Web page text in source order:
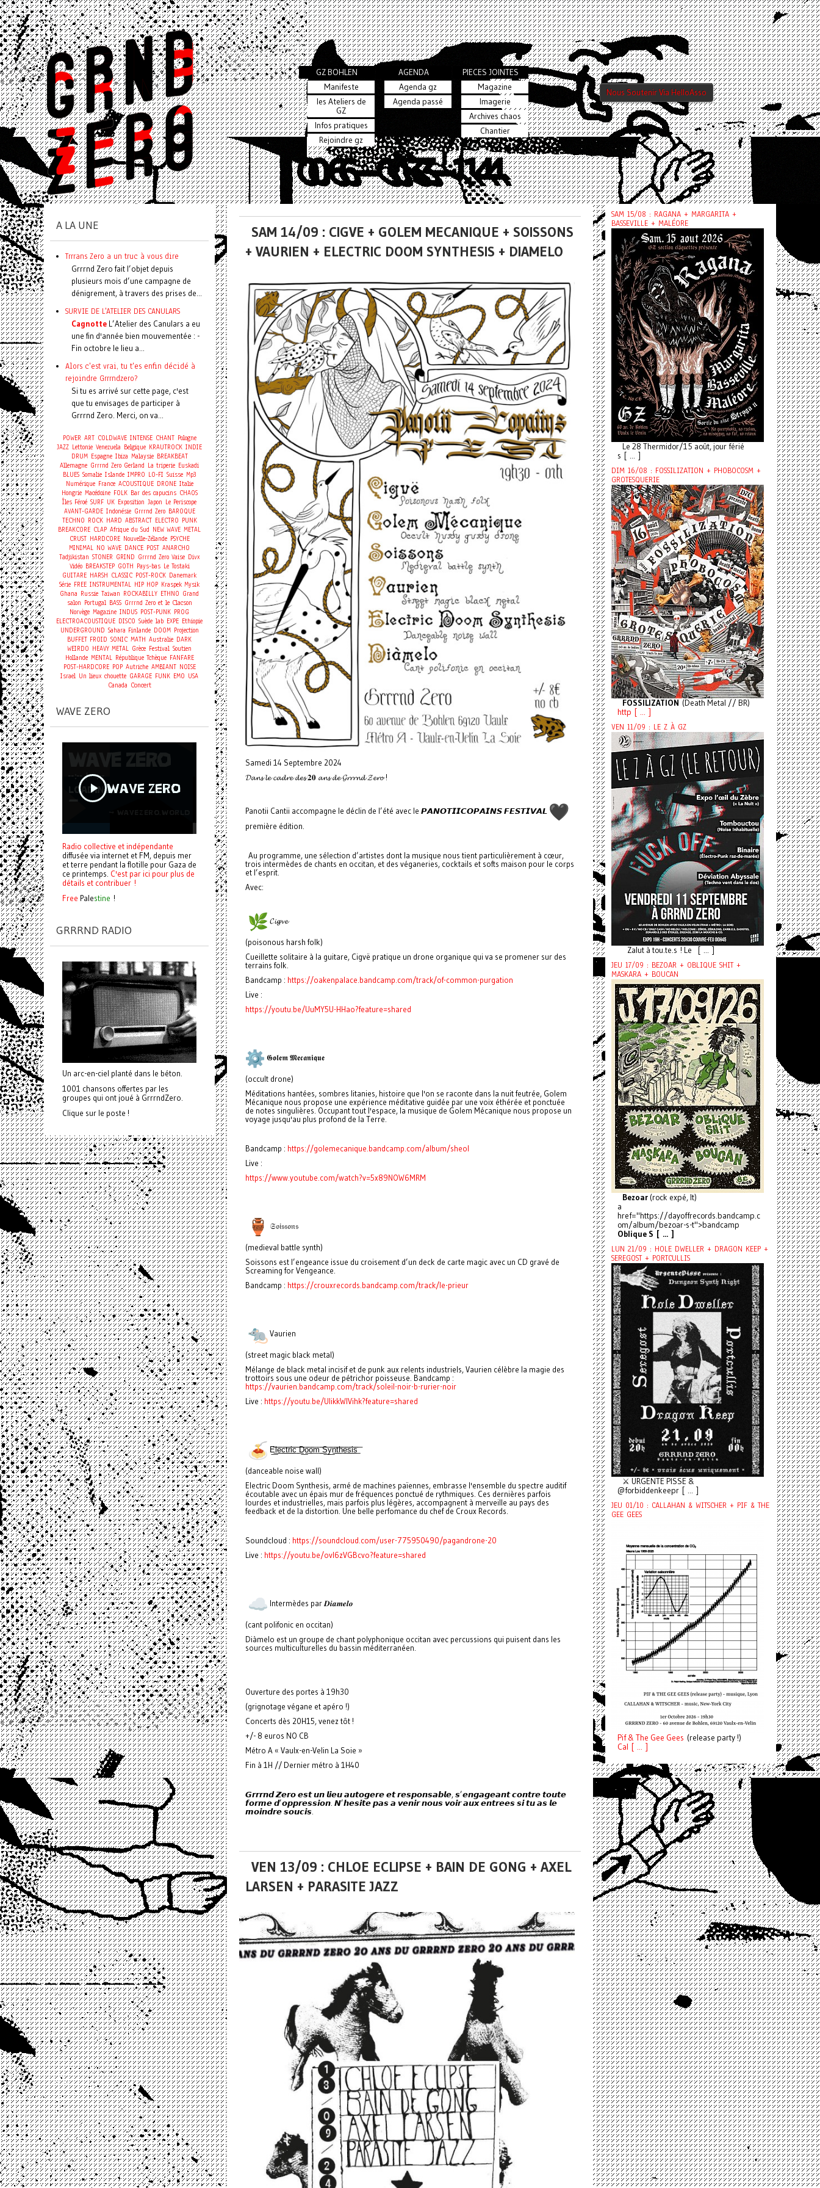
GZ BOHLEN
Manifeste
les Ateliers de
GZ
Infos pratiques
Rejoindre gz
AGENDA
Agenda gz
Agenda passé
PIECES JOINTES
Magazine
Imagerie
Archives chaos
Chantier
Nous Soutenir Via HelloAsso
SAM 14/09 : CIGVE + GOLEM MECANIQUE + SOISSONS
+ VAURIEN + ELECTRIC DOOM SYNTHESIS + DIAMELO
Samedi 14 Septembre 2024
𝓓𝓪𝓷𝓼 𝓵𝓮 𝓬𝓪𝓭𝓻𝓮 𝓭𝓮𝓼 𝟐𝟎 𝓪𝓷𝓼 𝓭𝓮 𝓖𝓻𝓻𝓻𝓷𝓭 𝓩𝓮𝓻𝓸 !
Panotii Cantii accompagne le déclin de l’été avec le 𝙋𝘼𝙉𝙊𝙏𝙄𝙄𝘾𝙊𝙋𝘼𝙄𝙉𝙎 𝙁𝙀𝙎𝙏𝙄𝙑𝘼𝙇
première édition.
Au programme, une sélection d’artistes dont la musique nous tient particulièrement à cœur,
trois intermèdes de chants en occitan, et des véganeries, cocktails et softs maison pour le corps
et l’esprit.
Avec:
𝓒𝓲𝓰𝓿𝓮
(poisonous harsh folk)
Cueillette solitaire à la guitare, Cigvë pratique un drone organique qui va se promener sur des
terrains folk.
Bandcamp : https://oakenpalace.bandcamp.com/track/of-common-purgation
Live :
https://youtu.be/UuMY5U-HHao?feature=shared
𝕲𝖔𝖑𝖊𝖒 𝕸𝖊𝖈𝖆𝖓𝖎𝖖𝖚𝖊
(occult drone)
Méditations hantées, sombres litanies, histoire que l'on se raconte dans la nuit feutrée, Golem
Mécanique nous propose une expérience méditative guidée par une voix éthérée et ponctuée
de notes singulières. Occupant tout l'espace, la musique de Golem Mécanique nous propose un
voyage jusqu'au plus profond de la Terre.
Bandcamp : https://golemecanique.bandcamp.com/album/sheol
Live :
https://www.youtube.com/watch?v=5x89NOW6MRM
𝔖𝔬𝔦𝔰𝔰𝔬𝔫𝔰
(medieval battle synth)
Soissons est l’engeance issue du croisement d’un deck de carte magic avec un CD gravé de
Screaming for Vengeance.
Bandcamp : https://crouxrecords.bandcamp.com/track/le-prieur
Vaurien
(street magic black metal)
Mélange de black metal incisif et de punk aux relents industriels, Vaurien célèbre la magie des
trottoirs sous une odeur de pétrichor poisseuse. Bandcamp :
https://vaurien.bandcamp.com/track/soleil-noir-b-rurier-noir
Live : https://youtu.be/UlikkWIVihk?feature=shared
E͟͞l͟͞e͟͞c͟͞t͟͞r͟͞i͟͞c͟͞ ͟͞D͟͞o͟͞o͟͞m͟͞ ͟͞S͟͞y͟͞n͟͞t͟͞h͟͞e͟͞s͟͞i͟͞s͟͞
(danceable noise wall)
Electric Doom Synthesis, armé de machines païennes, embrasse l'ensemble du spectre auditif
écoutable avec un épais mur de fréquences ponctué de rythmiques. Ces dernières parfois
lourdes et industrielles, mais parfois plus légères, accompagnent à merveille au pays des
feedback et de la distortion. Une belle perfomance du chef de Croux Records.
Soundcloud : https://soundcloud.com/user-775950490/pagandrone-20
Live : https://youtu.be/ovI6zVGBcvo?feature=shared
Intermèdes par 𝑫𝒊𝒂𝒎𝒆𝒍𝒐
(cant polifonic en occitan)
Diàmelo est un groupe de chant polyphonique occitan avec percussions qui puisent dans les
sources multiculturelles du bassin méditerranéen.
Ouverture des portes à 19h30
(grignotage végane et apéro !)
Concerts dès 20H15, venez tôt !
+/- 8 euros NO CB
Métro A « Vaulx-en-Velin La Soie »
Fin à 1H // Dernier métro à 1H40
𝙂𝙧𝙧𝙧𝙣𝙙 𝙕𝙚𝙧𝙤 𝙚𝙨𝙩 𝙪𝙣 𝙡𝙞𝙚𝙪 𝙖𝙪𝙩𝙤𝙜𝙚𝙧𝙚 𝙚𝙩 𝙧𝙚𝙨𝙥𝙤𝙣𝙨𝙖𝙗𝙡𝙚, 𝙨’𝙚𝙣𝙜𝙖𝙜𝙚𝙖𝙣𝙩 𝙘𝙤𝙣𝙩𝙧𝙚 𝙩𝙤𝙪𝙩𝙚
𝙛𝙤𝙧𝙢𝙚 𝙙’𝙤𝙥𝙥𝙧𝙚𝙨𝙨𝙞𝙤𝙣. 𝙉’𝙝𝙚𝙨𝙞𝙩𝙚 𝙥𝙖𝙨 𝙖 𝙫𝙚𝙣𝙞𝙧 𝙣𝙤𝙪𝙨 𝙫𝙤𝙞𝙧 𝙖𝙪𝙭 𝙚𝙣𝙩𝙧𝙚𝙚𝙨 𝙨𝙞 𝙩𝙪 𝙖𝙨 𝙡𝙚
𝙢𝙤𝙞𝙣𝙙𝙧𝙚 𝙨𝙤𝙪𝙘𝙞𝙨.
VEN 13/09 : CHLOE ECLIPSE + BAIN DE GONG + AXEL
LARSEN + PARASITE JAZZ
A LA UNE
Trrrans Zero a un truc à vous dire
Grrrnd Zero fait l’objet depuis
plusieurs mois d’une campagne de
dénigrement, à travers des prises de...
SURVIE DE L'ATELIER DES CANULARS
Cagnotte L’Atelier des Canulars a eu
une fin d'année bien mouvementée : -
Fin octobre le lieu a...
Alors c'est vrai, tu t'es enfin décidé à
rejoindre Grrrndzero?
Si tu es arrivé sur cette page, c'est
que tu envisages de participer à
Grrrnd Zero. Merci, on va...
POWER ART COLDWAVE INTENSE CHANT Pologne
JAZZ Lettonie Venezuela Belgique KRAUTROCK INDIE
DRUM Espagne Ibiza Malaysie BREAKBEAT
Allemagne Grrrnd Zero Gerland La triperie Euskadi
BLUES Somalie Islande IMPRO LO-FI Suisse Mp3
Numérique France ACOUSTIQUE DRONE Italie
Hongrie Macédoine FOLK Bar des capucins CHAOS
Îles Féroé SURF UK Exposition Japon Le Periscope
AVANT-GARDE Indonésie Grrrnd Zero BAROQUE
TECHNO ROCK HARD ABSTRACT ELECTRO PUNK
BREAKCORE CLAP Afrique du Sud NEW WAVE METAL
CRUST HARDCORE Nouvelle-Zélande PSYCHE
MINIMAL NO WAVE DANCE POST ANARCHO
Tadjikistan STONER GRIND Grrrnd Zero Vaise Divx
Vidéo BREAKSTEP GOTH Pays-bas Le Tostaki
GUITARE HARSH CLASSIC POST-ROCK Danemark
Série FREE INSTRUMENTAL HIP HOP Kraspek Mysik
Ghana Russie Taiwan ROCKABILLY ETHNO Grand
salon Portugal BASS Grrrnd Zero et le Clacson
Norvège Magazine INDUS POST-PUNK PROG
ELECTROACOUSTIQUE DISCO Suède lab EXPE Ethiopie
UNDERGROUND Sahara Finlande DOOM Projection
BUFFET FROID SONIC MATH Australie DARK
WEIRDO HEAVY METAL Grèce Festival Soutien
Hollande MENTAL République Tchèque FANFARE
POST-HARDCORE POP Autriche AMBIANT NOISE
Israel Un lieux chouette GARAGE FUNK EMO USA
Canada Concert
WAVE ZERO
Radio collective et indépendante
diffusée via internet et FM, depuis mer
et terre pendant la flotille pour Gaza de
ce printemps. C'est par ici pour plus de
détails et contribuer !
Free Palestine !
GRRRND RADIO
Un arc-en-ciel planté dans le béton.
1001 chansons offertes par les
groupes qui ont joué à GrrrndZero.
Clique sur le poste !
SAM 15/08 : RAGANA + MARGARITA +
BASSEVILLE + MALÉORE
Le 28 Thermidor/15 août, jour férié
s [ ... ]
DIM 16/08 : FOSSILIZATION + PHOBOCOSM +
GROTESQUERIE
FOSSILIZATION (Death Metal // BR)
http [ ... ]
VEN 11/09 : LE Z À GZ
Zalut à tou.te.s ! Le [ ... ]
JEU 17/09 : BEZOAR + OBLIQUE SHIT +
MASKARA + BOUCAN
Bezoar (rock expé, It)
a
href="https://dayoffrecords.bandcamp.c
om/album/bezoar-s-t">bandcamp
Oblique S [ ... ]
LUN 21/09 : HOLE DWELLER + DRAGON KEEP +
SEREGOST + PORTCULLIS
⚔️ URGENTE PISSE &
@forbiddenkeepr [ ... ]
JEU 01/10 : CALLAHAN & WITSCHER + PIF & THE
GEE GEES
Pif& The Gee Gees (release party !)
Cal [ ... ]